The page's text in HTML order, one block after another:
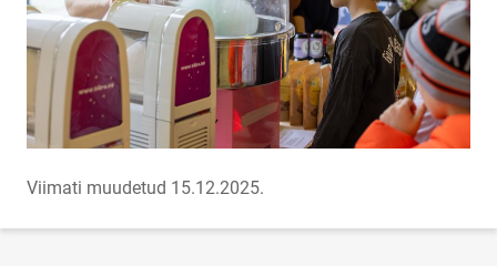
Viimati muudetud 15.12.2025.